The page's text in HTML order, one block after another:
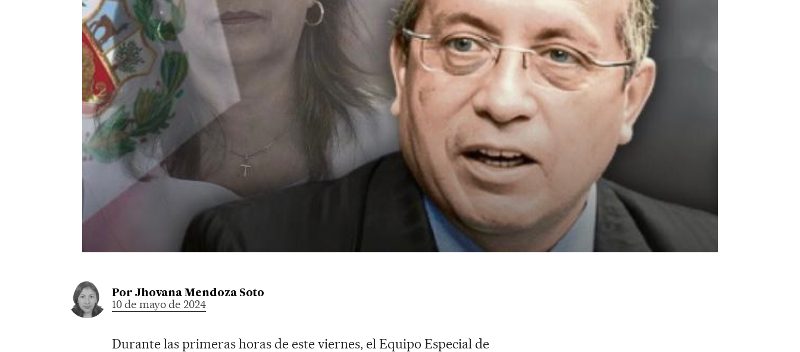
Por Jhovana Mendoza Soto
10 de mayo de 2024
Durante las primeras horas de este viernes, el Equipo Especial de